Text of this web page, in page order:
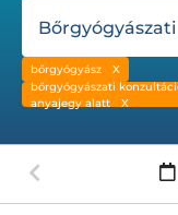
bőrgyógyász
bőrgyógyászati
anyajegy alatt